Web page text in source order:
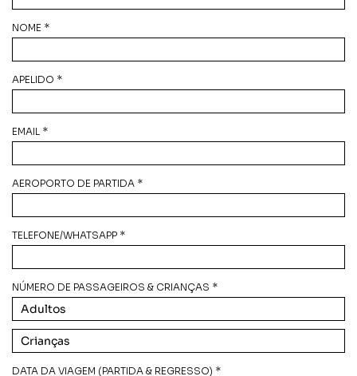
NOME *
APELIDO *
EMAIL *
AEROPORTO DE PARTIDA *
TELEFONE/WHATSAPP *
NÚMERO DE PASSAGEIROS & CRIANÇAS *
DATA DA VIAGEM (PARTIDA & REGRESSO) *